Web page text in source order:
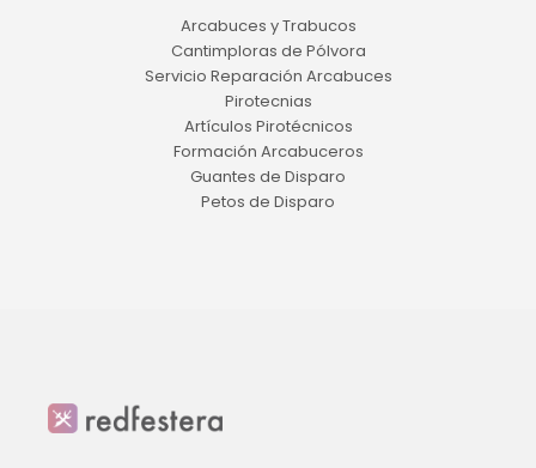
Arcabuces y Trabucos
Cantimploras de Pólvora
Servicio Reparación Arcabuces
Pirotecnias
Artículos Pirotécnicos
Formación Arcabuceros
Guantes de Disparo
Petos de Disparo